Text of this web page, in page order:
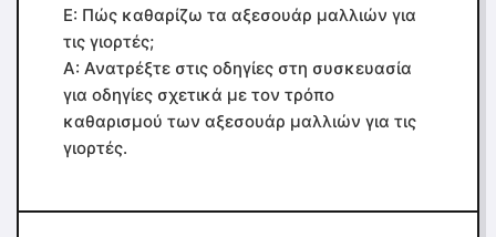
Ε: Πώς καθαρίζω τα αξεσουάρ μαλλιών για
τις γιορτές;
Α: Ανατρέξτε στις οδηγίες στη συσκευασία
για οδηγίες σχετικά με τον τρόπο
καθαρισμού των αξεσουάρ μαλλιών για τις
γιορτές.